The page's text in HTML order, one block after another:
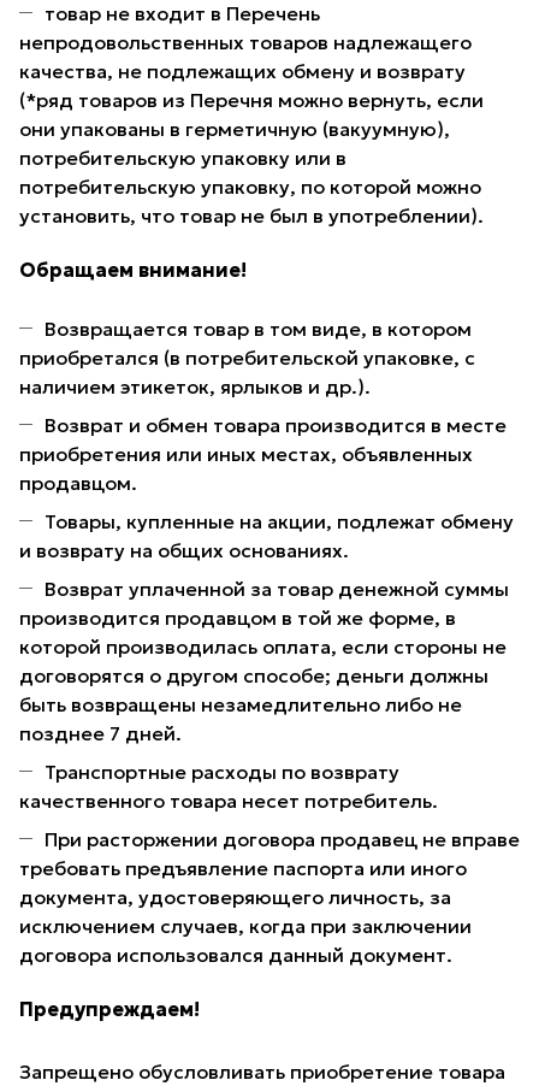
товар не входит в Перечень
непродовольственных товаров надлежащего
качества, не подлежащих обмену и возврату
(*ряд товаров из Перечня можно вернуть, если
они упакованы в герметичную (вакуумную),
потребительскую упаковку или в
потребительскую упаковку, по которой можно
установить, что товар не был в употреблении).
Обращаем внимание!
Возвращается товар в том виде, в котором
приобретался (в потребительской упаковке, с
наличием этикеток, ярлыков и др.).
Возврат и обмен товара производится в месте
приобретения или иных местах, объявленных
продавцом.
Товары, купленные на акции, подлежат обмену
и возврату на общих основаниях.
Возврат уплаченной за товар денежной суммы
производится продавцом в той же форме, в
которой производилась оплата, если стороны не
договорятся о другом способе; деньги должны
быть возвращены незамедлительно либо не
позднее 7 дней.
Транспортные расходы по возврату
качественного товара несет потребитель.
При расторжении договора продавец не вправе
требовать предъявление паспорта или иного
документа, удостоверяющего личность, за
исключением случаев, когда при заключении
договора использовался данный документ.
Предупреждаем!
Запрещено обусловливать приобретение товара